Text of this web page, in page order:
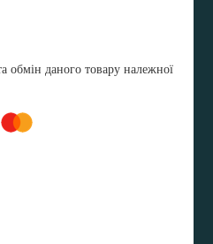
обмін даного товару належної